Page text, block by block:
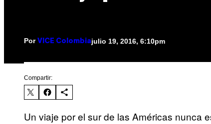
Por VICE Colombiajulio 19, 2016, 6:10pm
Compartir:
Un viaje por el sur de las Américas nunca